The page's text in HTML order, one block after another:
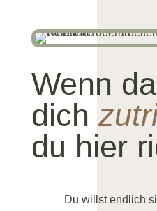
Wenn
dich
du hier
Du willst endlich